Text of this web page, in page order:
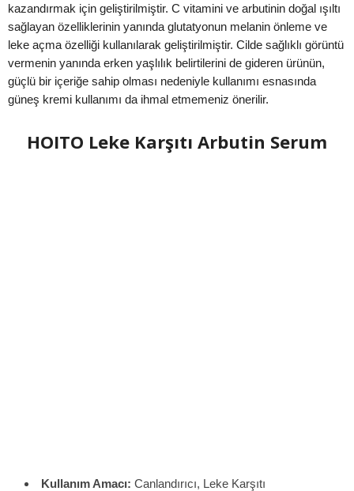
kazandırmak için geliştirilmiştir. C vitamini ve arbutinin doğal ışıltı
sağlayan özelliklerinin yanında glutatyonun melanin önleme ve
leke açma özelliği kullanılarak geliştirilmiştir. Cilde sağlıklı görüntü
vermenin yanında erken yaşlılık belirtilerini de gideren ürünün,
güçlü bir içeriğe sahip olması nedeniyle kullanımı esnasında
güneş kremi kullanımı da ihmal etmemeniz önerilir.
HOITO Leke Karşıtı Arbutin Serum
Kullanım Amacı: Canlandırıcı, Leke Karşıtı